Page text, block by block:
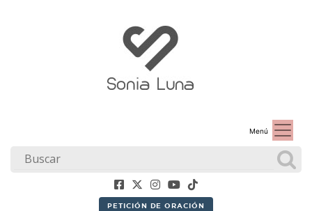
Menú
PETICIÓN DE ORACIÓN